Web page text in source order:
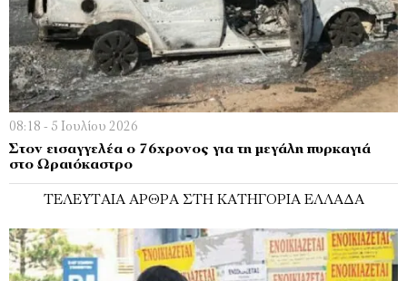
08:18 - 5 Ιουλίου 2026
Στον εισαγγελέα ο 76χρονος για τη μεγάλη πυρκαγιά
στο Ωραιόκαστρο
ΤΕΛΕΥΤΑΊΑ ΆΡΘΡΑ ΣΤΗ ΚΑΤΗΓΟΡΊΑ ΕΛΛΆΔΑ